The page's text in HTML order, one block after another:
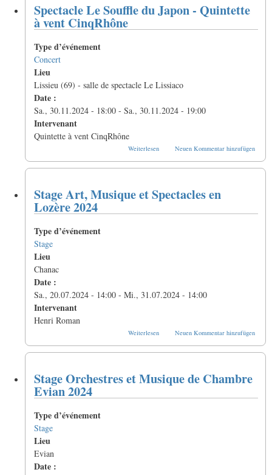
2025
Spectacle Le Souffle du Japon - Quintette
à vent CinqRhône
Type d’événement
Concert
Lieu
Lissieu (69) - salle de spectacle Le Lissiaco
Date :
Sa., 30.11.2024 - 18:00 - Sa., 30.11.2024 - 19:00
Intervenant
Quintette à vent CinqRhône
Weiterlesenüber
Japon
-
Neuen Kommentar hinzufügen
Stage Art, Musique et Spectacles en
Lozère 2024
Type d’événement
Stage
Lieu
Chanac
Date :
Sa., 20.07.2024 - 14:00 - Mi., 31.07.2024 - 14:00
Intervenant
Henri Roman
Weiterlesenüber
Spectacles
en
Neuen Kommentar hinzufügen
Stage Orchestres et Musique de Chambre
Evian 2024
Type d’événement
Stage
Lieu
Evian
Date :